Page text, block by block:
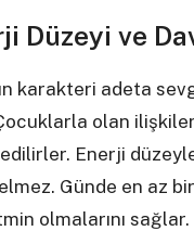
Düzeyi ve
karakteri adeta
olan
Enerji
Günde en az
olmalarını sağlar.